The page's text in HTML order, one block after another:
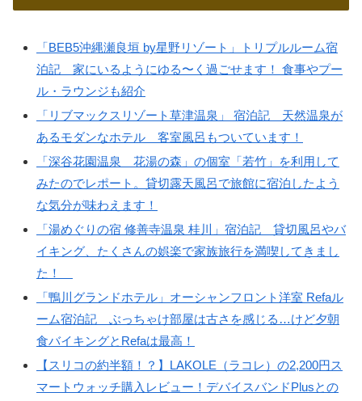
「BEB5沖縄瀬良垣 by星野リゾート」トリプルルーム宿
泊記 家にいるようにゆる〜く過ごせます！ 食事やプー
ル・ラウンジも紹介
「リブマックスリゾート草津温泉」 宿泊記 天然温泉が
あるモダンなホテル 客室風呂もついています！
「深谷花園温泉 花湯の森」の個室「若竹」を利用して
みたのでレポート。貸切露天風呂で旅館に宿泊したよう
な気分が味わえます！
「湯めぐりの宿 修善寺温泉 桂川」宿泊記 貸切風呂やバ
イキング、たくさんの娯楽で家族旅行を満喫してきまし
た！
「鴨川グランドホテル」オーシャンフロント洋室 Refaル
ーム宿泊記 ぶっちゃけ部屋は古さを感じる…けど夕朝
食バイキングとRefaは最高！
【スリコの約半額！？】LAKOLE（ラコレ）の2,200円ス
マートウォッチ購入レビュー！デバイスバンドPlusとの